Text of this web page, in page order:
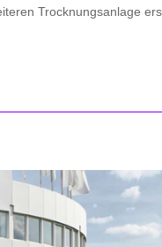
Trocknungsanlage